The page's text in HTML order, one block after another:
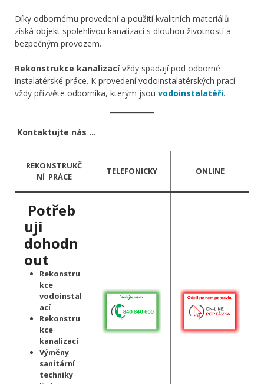
Díky odbornému provedení a použití kvalitních materiálů
získá objekt spolehlivou kanalizaci s dlouhou životností a
bezpečným provozem.
Rekonstrukce kanalizacívždy spadají pod odborné
instalatérské práce. K provedení vodoinstalatérských prací
vždy přizvěte odborníka, kterým jsou vodoinstalatéři.
Kontaktujte nás …
REKONSTRUKČ
NÍ PRÁCE
TELEFONICKY ONLINE
Potřeb
uji
dohodn
out
Rekonstru
kce
vodoinstal
ací
Rekonstru
kce
kanalizací
Výměny
sanitární
techniky